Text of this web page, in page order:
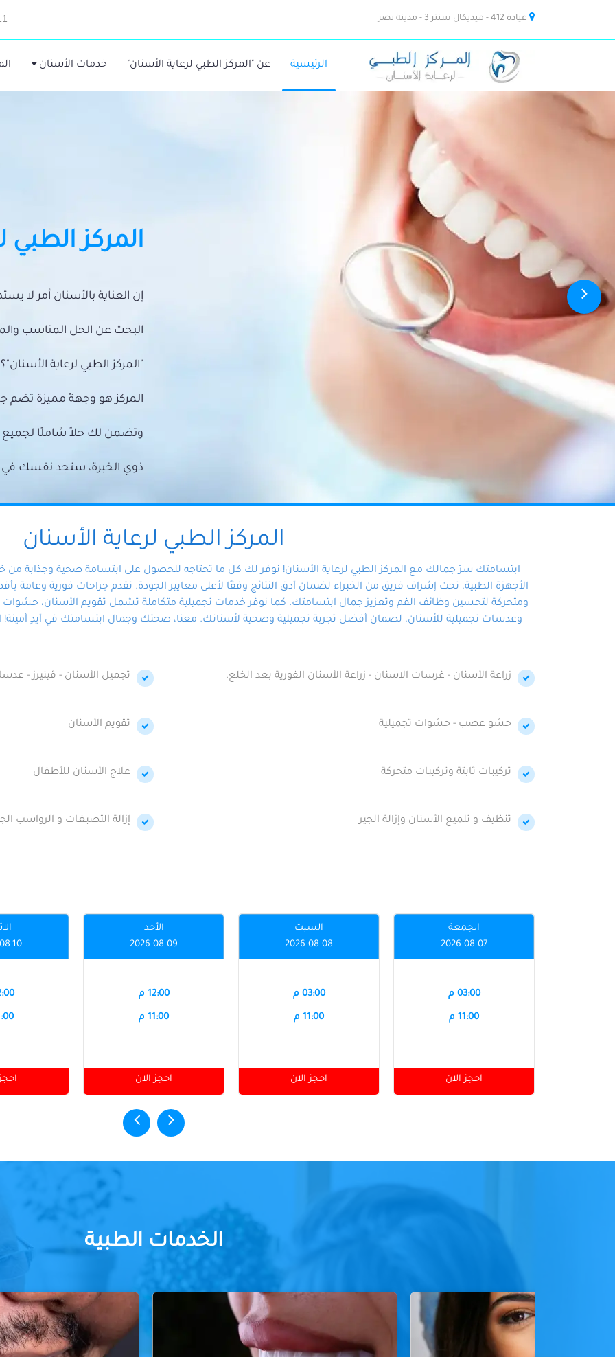
عيادة 412 - ميديكال سنتر 3 - مدينة نصر
الرئيسية عن "المركز الطبي لرعاية الأسنان" خدمات الأسنان
المركز الطبي
إن العناية بالأسنان أمر لا
البحث عن الحل المناسب
"المركز الطبي لرعاية الأسنان"؟
المركز هو وجهةً مميزة تضم
وتضمن لك حلاً شاملًا
ذوي الخبرة، ستجد نفسك في
المركز الطبي لرعاية الأسنان
ابتسامتك سرّ جمالك مع المركز الطبي لرعاية الأسنان! نوفر لك كل ما تحتاجه للحصول على ابتسامة صحية وجذابة
الأجهزة الطبية، تحت إشراف فريق من الخبراء لضمان أدق النتائج وفقًا لأعلى معايير الجودة. نقدم جراحات فورية وعامة
ومتحركة لتحسين وظائف الفم وتعزيز جمال ابتسامتك. كما نوفر خدمات تجميلية متكاملة تشمل تقويم الأسنان، حشوات
وعدسات تجميلية للأسنان، لضمان أفضل تجربة تجميلية وصحية لأسنانك. معنا، صحتك وجمال ابتسامتك في أيدٍ أمينة!
زراعة الأسنان - غرسات الاسنان - زراعة الأسنان الفورية بعد الخلع. تجميل الأسنان - ڤينيرز -
حشو عصب - حشوات تجميلية تقويم الأسنان
تركيبات ثابتة وتركيبات متحركة علاج الأسنان للأطفال
تنظيف و تلميع الأسنان وإزالة الجير إزالة التصبغات و الرواسب
الجمعة
2026-08-07
03:00 م
11:00 م
احجز الان
السبت
2026-08-08
03:00 م
11:00 م
احجز الان
الأحد
2026-08-09
12:00 م
11:00 م
احجز الان
10
الخدمات الطبية